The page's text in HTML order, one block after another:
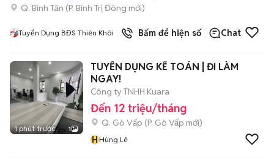
Q. Bình Tân (P. Bình Trị Đông mới)
Tuyển Dụng BĐS Thiên Khôi Bấm để hiện số Chat
1 phút trước 1
TUYỂN DỤNG KẾ TOÁN | ĐI LÀM
NGAY!
Công ty TNHH Kuara
Đến 12 triệu/tháng
Q. Gò Vấp (P. Gò Vấp mới)
HHùng Lê